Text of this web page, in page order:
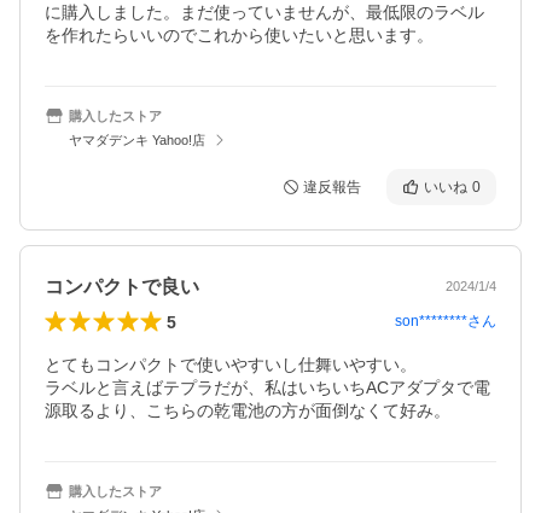
に購入しました。まだ使っていませんが、最低限のラベル
を作れたらいいのでこれから使いたいと思います。
購入したストア
ヤマダデンキ Yahoo!店
違反報告 いいね 0
コンパクトで良い 2024/1/4
5 son********さん
とてもコンパクトで使いやすいし仕舞いやすい。
ラベルと言えばテプラだが、私はいちいちACアダプタで電
源取るより、こちらの乾電池の方が面倒なくて好み。
購入したストア